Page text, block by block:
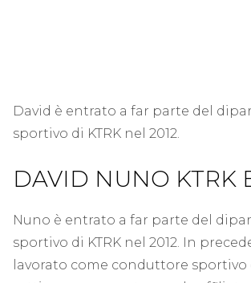
David è entrato a far parte del
sportivo di KTRK nel 2012.
DAVID NUNO KTRK
Nuno è entrato a far parte del
sportivo di KTRK nel 2012. In
lavorato come conduttore sportivo